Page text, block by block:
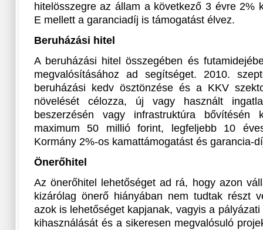
hitelösszegre az állam a következő 3 évre 2%
E mellett a garanciadíj is támogatást élvez.
Beruházási hitel
A beruházási hitel összegében és
megvalósításához ad segítséget. 2010.
beruházási kedv ösztönzése és a KKV
növelését célozza, új vagy használt
beszerzésén vagy infrastruktúra bővítésén
maximum 50 millió forint, legfeljebb 10
Kormány 2%-os kamattámogatást és garancia-
Önerőhitel
Az önerőhitel lehetőséget ad rá, hogy azon
kizárólag önerő hiányában nem tudtak részt
azok is lehetőséget kapjanak, vagyis a
kihasználását és a sikeresen megvalósuló